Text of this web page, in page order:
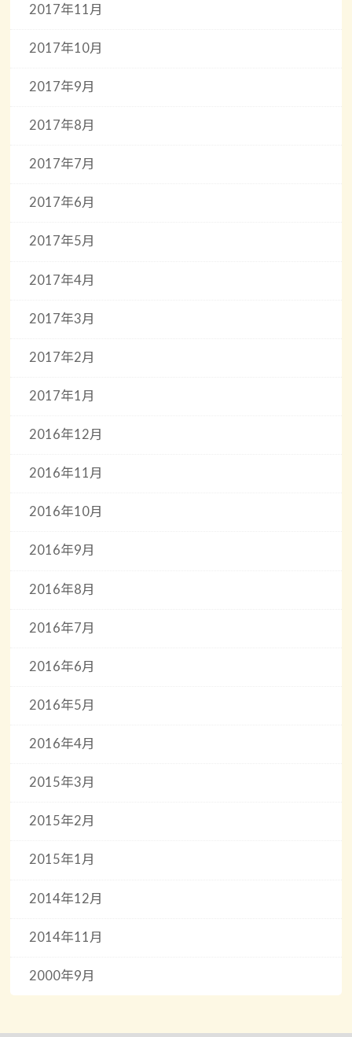
2017年11月
2017年10月
2017年9月
2017年8月
2017年7月
2017年6月
2017年5月
2017年4月
2017年3月
2017年2月
2017年1月
2016年12月
2016年11月
2016年10月
2016年9月
2016年8月
2016年7月
2016年6月
2016年5月
2016年4月
2015年3月
2015年2月
2015年1月
2014年12月
2014年11月
2000年9月